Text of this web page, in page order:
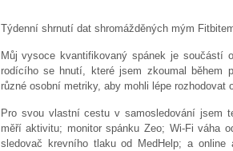
Týdenní shrnutí dat shromážděných mým
Můj vysoce kvantifikovaný spánek je součástí
rodícího se hnutí, které jsem zkoumal během
různé osobní metriky, aby mohli lépe rozhodovat
Pro svou vlastní cestu v samosledování jsem
měří aktivitu; monitor spánku Zeo; Wi-Fi váha
sledovač krevního tlaku od MedHelp; a